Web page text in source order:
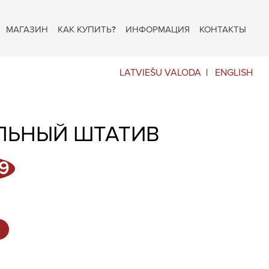
МАГАЗИН КАК КУПИТЬ? ИНФОРМАЦИЯ КОНТАКТЫ
LATVIEŠU VALODA ENGLISH
ШТАТИВ